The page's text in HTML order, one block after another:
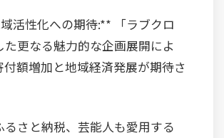
活性化への期待:** 「ラブクロ
た更なる魅力的な企画展開によ
付額増加と地域経済発展が期待さ
るさと納税、芸能人も愛用する